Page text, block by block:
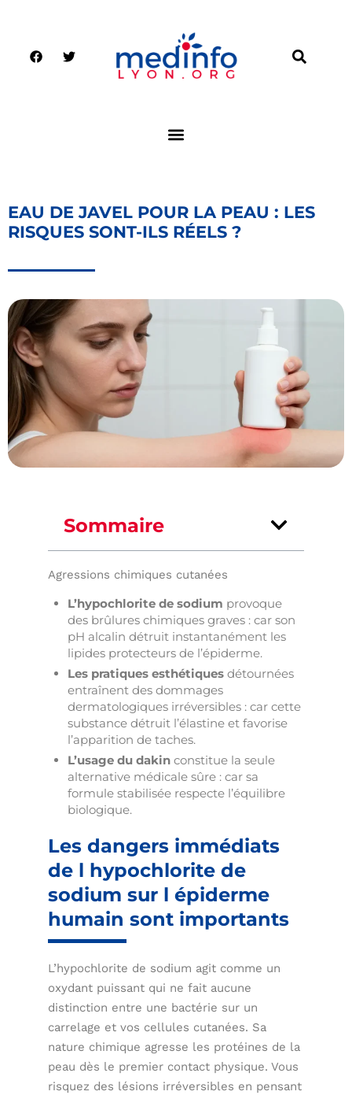
EAU DE JAVEL POUR LA PEAU : LES
RISQUES SONT-ILS RÉELS ?
Sommaire
Agressions chimiques cutanées
L’hypochlorite de sodium provoque
des brûlures chimiques graves : car son
pH alcalin détruit instantanément les
lipides protecteurs de l’épiderme.
Les pratiques esthétiques détournées
entraînent des dommages
dermatologiques irréversibles : car cette
substance détruit l’élastine et favorise
l’apparition de taches.
L’usage du dakin constitue la seule
alternative médicale sûre : car sa
formule stabilisée respecte l’équilibre
biologique.
Les dangers immédiats
de l hypochlorite de
sodium sur l épiderme
humain sont importants
L’hypochlorite de sodium agit comme un
oxydant puissant qui ne fait aucune
distinction entre une bactérie sur un
carrelage et vos cellules cutanées. Sa
nature chimique agresse les protéines de la
peau dès le premier contact physique. Vous
risquez des lésions irréversibles en pensant